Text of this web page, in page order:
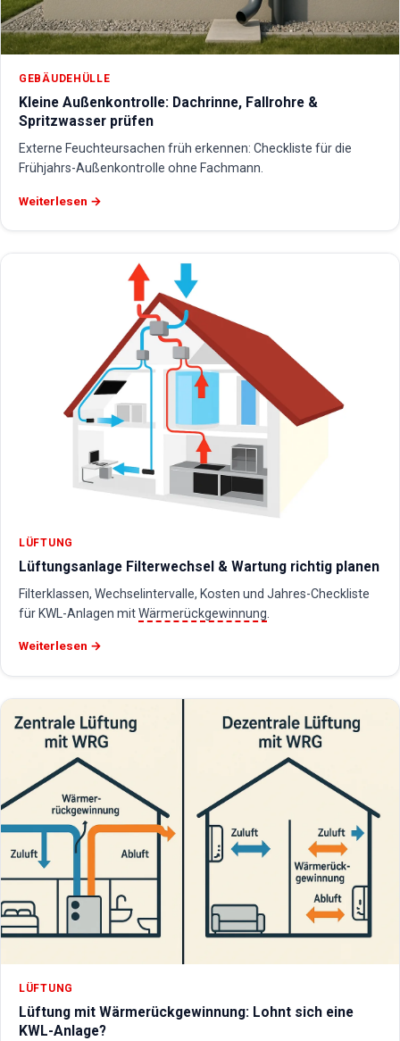
GEBÄUDEHÜLLE
Kleine Außenkontrolle: Dachrinne, Fallrohre &
Spritzwasser prüfen
Externe Feuchteursachen früh erkennen: Checkliste für die
Frühjahrs-Außenkontrolle ohne Fachmann.
Weiterlesen →
LÜFTUNG
Lüftungsanlage Filterwechsel & Wartung richtig planen
Filterklassen, Wechselintervalle, Kosten und Jahres-Checkliste
für KWL-Anlagen mitWärmerückgewinnung
Weiterlesen →
LÜFTUNG
Lüftung mit Wärmerückgewinnung: Lohnt sich eine
KWL-Anlage?